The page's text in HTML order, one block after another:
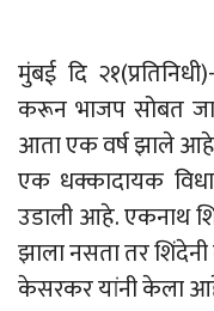
मुंबई दि
करून भाजप सोबत
आता एक वर्ष झाले
एक धक्कादायक
उडाली आहे. एकनाथ
झाला नसता तर
केसरकर यांनी केला